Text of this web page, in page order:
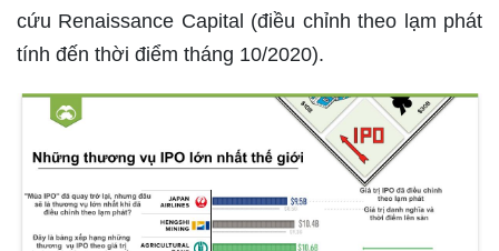
cứu Renaissance Capital (điều chỉnh theo lạm phát
tính đến thời điểm tháng 10/2020).